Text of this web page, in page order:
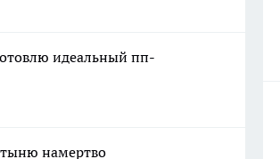
идеальный пп-
намертво